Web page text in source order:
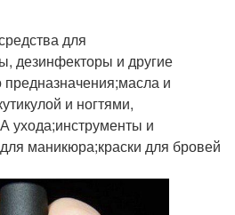
для
дезинфекторы и другие
предназначения;масла и
и ногтями,
ухода;инструменты и
маникюра;краски для бровей